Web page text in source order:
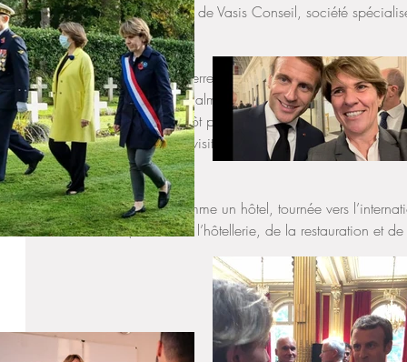
administratives, ainsi que de Vasis Conseil, société
professionnelle.
Bravo à ses initiateurs, Pierre Olivier Bousquet et Francis
cette première édition à Palma qui a suscité un bel
villes espagnoles et bientôt portugaises où ce salon
En clôture du salon, une visite des installations de l’École
été organisée.
Une école, construite comme un hôtel, tournée vers
de formations (métiers de l’hôtellerie, de la restauration et